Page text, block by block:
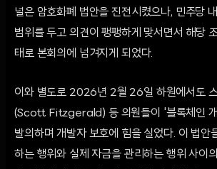
널은 암호화폐 법안을 진전시켰으나, 민주당
범위를 두고 의견이 팽팽하게 맞서면서 해당
태로 본회의에 넘겨지게 되었다.
이와 별도로 2026년 2월 26일 하원에서도
(Scott Fitzgerald) 등 의원들이 '블록체인
발의하며 개발자 보호에 힘을 실었다. 이 법안
하는 행위와 실제 자금을 관리하는 행위 사이